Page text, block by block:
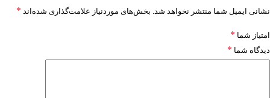
نشانی ایمیل شما منتشر نخواهد شد. بخش‌های موردنیاز علامت‌گذاری شده‌اند *
امتیاز شما *
دیدگاه شما *